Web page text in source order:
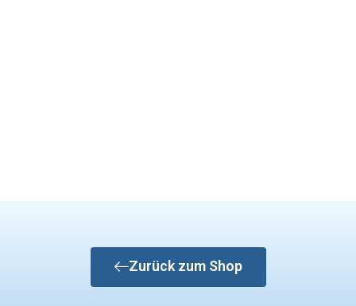
Zurück zum Shop